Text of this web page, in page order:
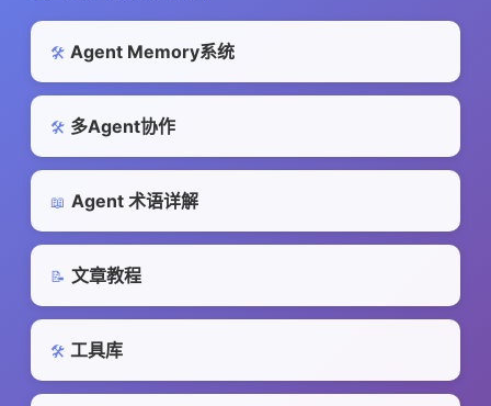
🛠️ Agent Memory系统
🛠️ 多Agent协作
📖 Agent 术语详解
📝 文章教程
🛠️ 工具库